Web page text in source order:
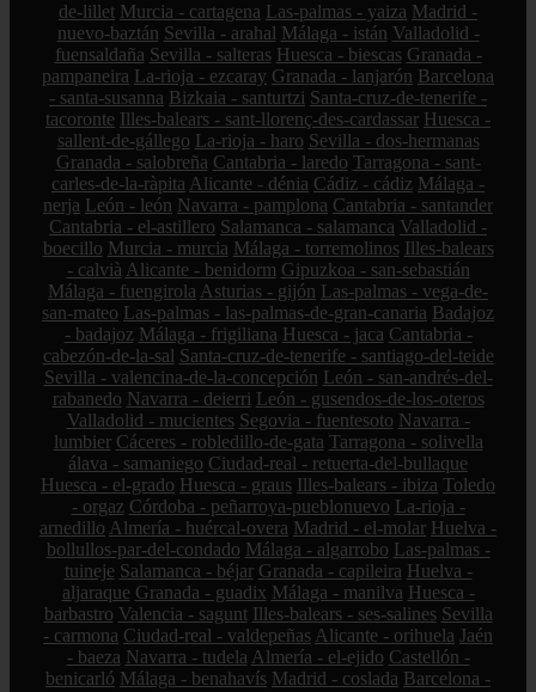
de-lillet Murcia - cartagena Las-palmas - yaiza Madrid -
nuevo-baztán Sevilla - arahal Málaga - istán Valladolid -
fuensaldaña Sevilla - salteras Huesca - biescas Granada -
pampaneira La-rioja - ezcaray Granada - lanjarón Barcelona
- santa-susanna Bizkaia - santurtzi Santa-cruz-de-tenerife -
tacoronte Illes-balears - sant-llorenç-des-cardassar Huesca -
sallent-de-gállego La-rioja - haro Sevilla - dos-hermanas
Granada - salobreña Cantabria - laredo Tarragona - sant-
carles-de-la-ràpita Alicante - dénia Cádiz - cádiz Málaga -
nerja León - león Navarra - pamplona Cantabria - santander
Cantabria - el-astillero Salamanca - salamanca Valladolid -
boecillo Murcia - murcia Málaga - torremolinos Illes-balears
- calvià Alicante - benidorm Gipuzkoa - san-sebastián
Málaga - fuengirola Asturias - gijón Las-palmas - vega-de-
san-mateo Las-palmas - las-palmas-de-gran-canaria Badajoz
- badajoz Málaga - frigiliana Huesca - jaca Cantabria -
cabezón-de-la-sal Santa-cruz-de-tenerife - santiago-del-teide
Sevilla - valencina-de-la-concepción León - san-andrés-del-
rabanedo Navarra - deierri León - gusendos-de-los-oteros
Valladolid - mucientes Segovia - fuentesoto Navarra -
lumbier Cáceres - robledillo-de-gata Tarragona - solivella
álava - samaniego Ciudad-real - retuerta-del-bullaque
Huesca - el-grado Huesca - graus Illes-balears - ibiza Toledo
- orgaz Córdoba - peñarroya-pueblonuevo La-rioja -
arnedillo Almería - huércal-overa Madrid - el-molar Huelva -
bollullos-par-del-condado Málaga - algarrobo Las-palmas -
tuineje Salamanca - béjar Granada - capileira Huelva -
aljaraque Granada - guadix Málaga - manilva Huesca -
barbastro Valencia - sagunt Illes-balears - ses-salines Sevilla
- carmona Ciudad-real - valdepeñas Alicante - orihuela Jaén
- baeza Navarra - tudela Almería - el-ejido Castellón -
benicarló Málaga - benahavís Madrid - coslada Barcelona -